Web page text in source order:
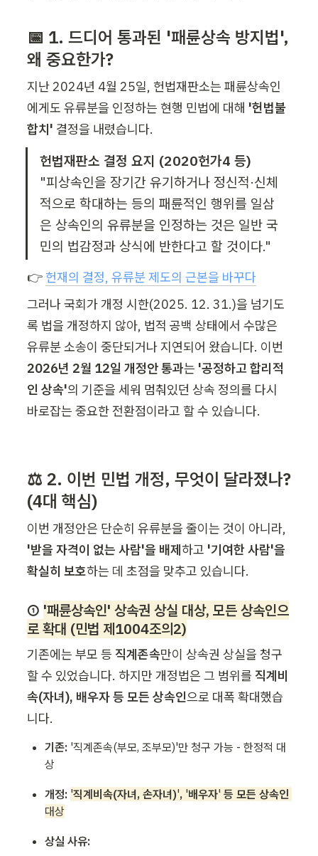
📅 1. 드디어 통과된 '패륜상속 방지법',
왜 중요한가?
지난 2024년 4월 25일, 헌법재판소는 패륜상속인
에게도 유류분을 인정하는 현행 민법에 대해 '헌법불
합치' 결정을 내렸습니다.
헌법재판소 결정 요지 (2020헌가4 등)
"피상속인을 장기간 유기하거나 정신적·신체
적으로 학대하는 등의 패륜적인 행위를 일삼
은 상속인의 유류분을 인정하는 것은 일반 국
민의 법감정과 상식에 반한다고 할 것이다."
👉 헌재의 결정, 유류분 제도의 근본을 바꾸다
그러나 국회가 개정 시한(2025. 12. 31.)을 넘기도
록 법을 개정하지 않아, 법적 공백 상태에서 수많은
2026년 2월 12일 개정안 통과는 '공정하고 합리적
인 상속'의 기준을 세워 멈춰있던 상속 정의를 다시
바로잡는 중요한 전환점이라고 할 수 있습니다.
⚖️ 2. 이번 민법 개정, 무엇이 달라졌나?
(4대 핵심)
'받을 자격이 없는 사람'을 배제하고 '기여한 사람'을
확실히 보호하는 데 초점을 맞추고 있습니다.
① '패륜상속인' 상속권 상실 대상, 모든 상속인으
로 확대 (민법 제1004조의2)
기존에는 부모 등 직계존속만이 상속권 상실을 청구
할 수 있었습니다. 하지만 개정법은 그 범위를 직계비
속(자녀), 배우자 등 모든 상속인으로 대폭 확대했습
니다.
기존: '직계존속(부모, 조부모)'만 청구 가능 - 한정적 대
상
개정: '직계비속(자녀, 손자녀)', '배우자' 등 모든 상속인
대상
상실 사유: